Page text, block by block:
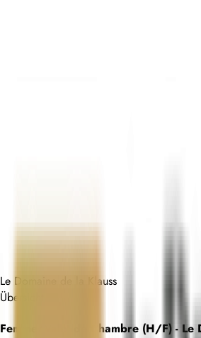
Le Domaine de la Klauss
Übersicht
Femme/Valet de Chambre (H/F) - Le